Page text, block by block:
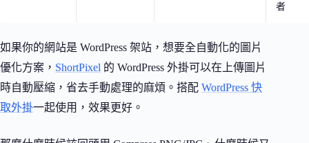
者
如果你的網站是 WordPress 架站，想要全自動化的圖片
優化方案， ShortPixel 的 WordPress 外掛可以在上傳圖片
時自動壓縮，省去手動處理的麻煩。搭配 WordPress 快
取外掛一起使用，效果更好。